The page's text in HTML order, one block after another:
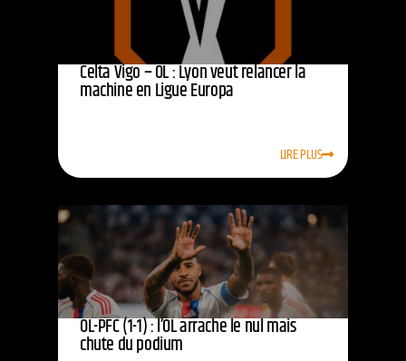
Celta Vigo – OL : Lyon veut relancer la
machine en Ligue Europa
LIRE PLUS
OL-PFC (1-1) : l’OL arrache le nul mais
chute du podium